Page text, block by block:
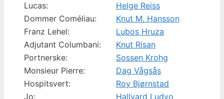
Lucas:
Helge Reiss
Dommer Coméliau:
Knut M. Hansson
Franz Lehel:
Lubos Hruza
Adjutant Columbani:
Knut Risan
Portnerske:
Sossen Krohg
Monsieur Pierre:
Dag Vågsås
Hospitsvert:
Roy Bjørnstad
Jo:
Hallvard Ludvo